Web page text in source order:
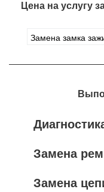
Цена на услугу
Замена замка
Замена
Замена